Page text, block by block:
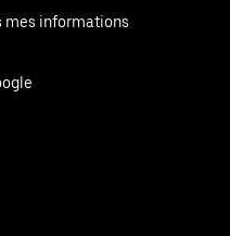
mes informations